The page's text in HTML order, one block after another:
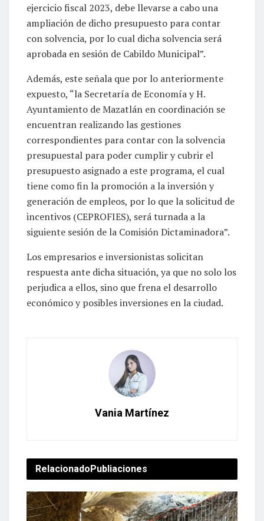
ejercicio fiscal 2023, debe llevarse a cabo una
ampliación de dicho presupuesto para contar
con solvencia, por lo cual dicha solvencia será
aprobada en sesión de Cabildo Municipal”.
Además, este señala que por lo anteriormente
expuesto, “la Secretaría de Economía y H.
Ayuntamiento de Mazatlán en coordinación se
encuentran realizando las gestiones
correspondientes para contar con la solvencia
presupuestal para poder cumplir y cubrir el
presupuesto asignado a este programa, el cual
tiene como fin la promoción a la inversión y
generación de empleos, por lo que la solicitud de
incentivos (CEPROFIES), será turnada a la
siguiente sesión de la Comisión Dictaminadora”.
Los empresarios e inversionistas solicitan
respuesta ante dicha situación, ya que no solo los
perjudica a ellos, sino que frena el desarrollo
económico y posibles inversiones en la ciudad.
Vania Martínez
RelacionadoPubliaciones